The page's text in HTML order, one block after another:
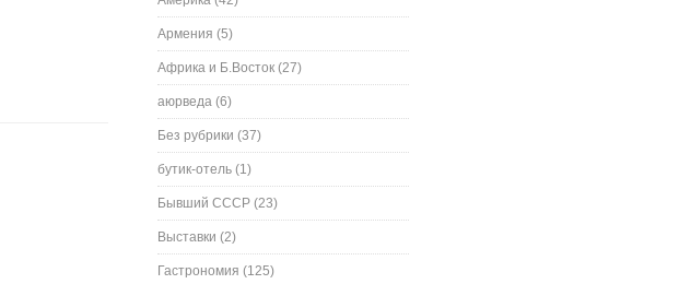
Армения (5)
Африка и Б.Восток (27)
аюрведа (6)
Без рубрики (37)
бутик-отель (1)
Бывший СССР (23)
Выставки (2)
Гастрономия (125)